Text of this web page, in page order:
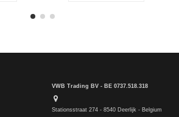
VWB Trading BV - BE 0737.518.318
Stationsstraat 274 - 8540 Deerlijk - Belgium